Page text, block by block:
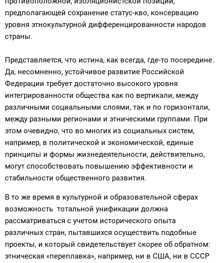
предполагающей сохранение статус-кво, консервацию
уровня этнокультурной дифференцированности народов
страны.
Представляется, что истина, как всегда, где-то посередине.
Да, несомненно, устойчивое развитие Российской
Федерации требует достаточно высокого уровня
интегрированности общества как по вертикали, между
различными социальными слоями, так и по горизонтали,
между разными регионами и этническими группами. При
этом очевидно, что во многих из социальных систем,
например, в политической и экономической, единые
принципы и формы жизнедеятельности, действительно,
могут способствовать повышению эффективности и
стабильности общественного развития.
В то же время в культурной и образовательной сферах
возможность тотальной унификации должна
рассматриваться с учетом исторического опыта
различных стран, пытавшихся осуществить подобные
проекты, и который свидетельствует скорее об обратном:
этническая «переплавка», например, ни в США, ни в СССР